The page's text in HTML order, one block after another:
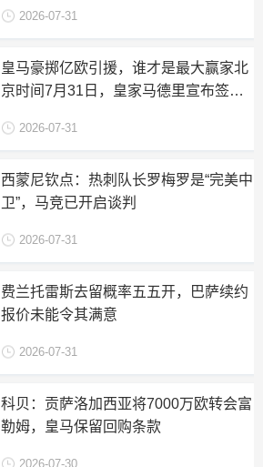
2026-07-31
皇马豪掷亿欧引援，谁才是最大赢家北
京时间7月31日，皇家马德里宣布签下
2026-07-31
西蒙尼钦点：热刺队长罗梅罗是“完美中
卫”，马竞已开启谈判
2026-07-31
费兰托雷斯去留概率五五开，巴萨续约
报价未能令其满意
2026-07-31
科贝：贡萨洛加西亚将7000万欧转会富
勒姆，皇马保留回购条款
2026-07-30